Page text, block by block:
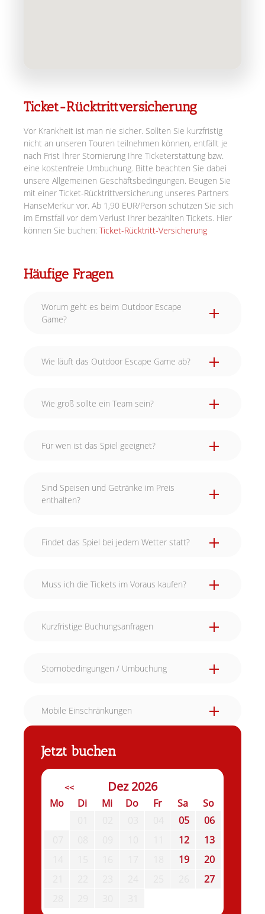
Ticket-Rücktrittversicherung
Vor Krankheit ist man nie sicher. Sollten Sie kurzfristig
nicht an unseren Touren teilnehmen können, entfällt je
nach Frist Ihrer Stornierung Ihre Ticketerstattung bzw.
eine kostenfreie Umbuchung. Bitte beachten Sie dabei
unsere Allgemeinen Geschäftsbedingungen. Beugen Sie
mit einer Ticket-Rücktrittversicherung unseres Partners
HanseMerkur vor. Ab 1,90 EUR/Person schützen Sie sich
im Ernstfall vor dem Verlust Ihrer bezahlten Tickets. Hier
können Sie buchen: Ticket-Rücktritt-Versicherung
Häufige Fragen
Worum geht es beim Outdoor Escape
Game?
Wie läuft das Outdoor Escape Game ab?
Wie groß sollte ein Team sein?
Für wen ist das Spiel geeignet?
Sind Speisen und Getränke im Preis
enthalten?
Findet das Spiel bei jedem Wetter statt?
Muss ich die Tickets im Voraus kaufen?
Kurzfristige Buchungsanfragen
Stornobedingungen / Umbuchung
Mobile Einschränkungen
Jetzt buchen
<< Dez 2026
Mo Di Mi Do Fr Sa
So
05
06
12
13
19
20
27